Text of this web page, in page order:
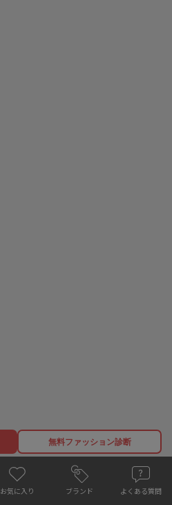
お気に入り ブランド よくある質問
無料ファッション診断